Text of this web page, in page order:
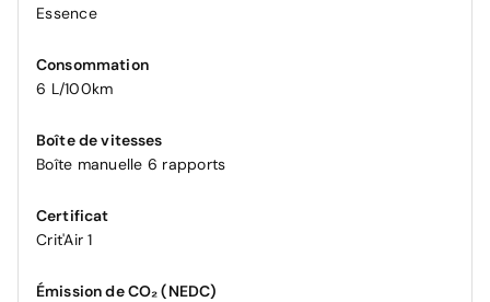
Essence
Consommation
6 L/100km
Boîte de vitesses
Boîte manuelle 6 rapports
Certificat
Crit'Air 1
Émission de CO₂ (NEDC)